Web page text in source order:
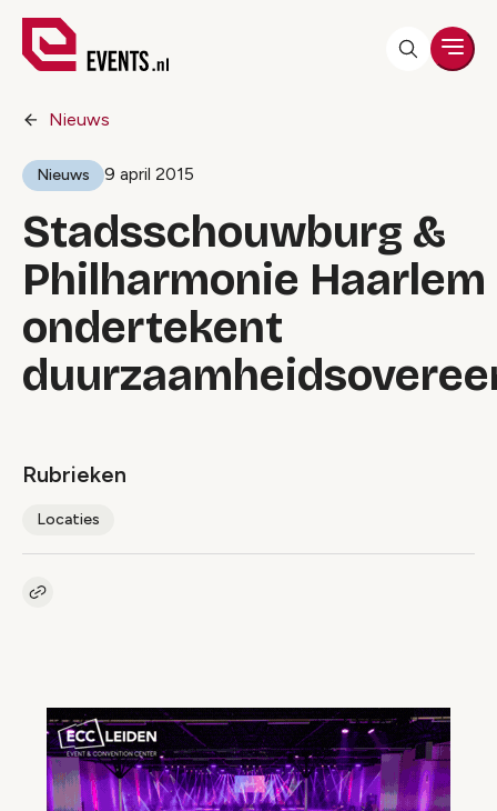
Nieuws
Nieuws 9 april 2015
Stadsschouwburg &
Philharmonie Haarlem
ondertekent
Rubrieken
Locaties
Kopieer link naar artikel